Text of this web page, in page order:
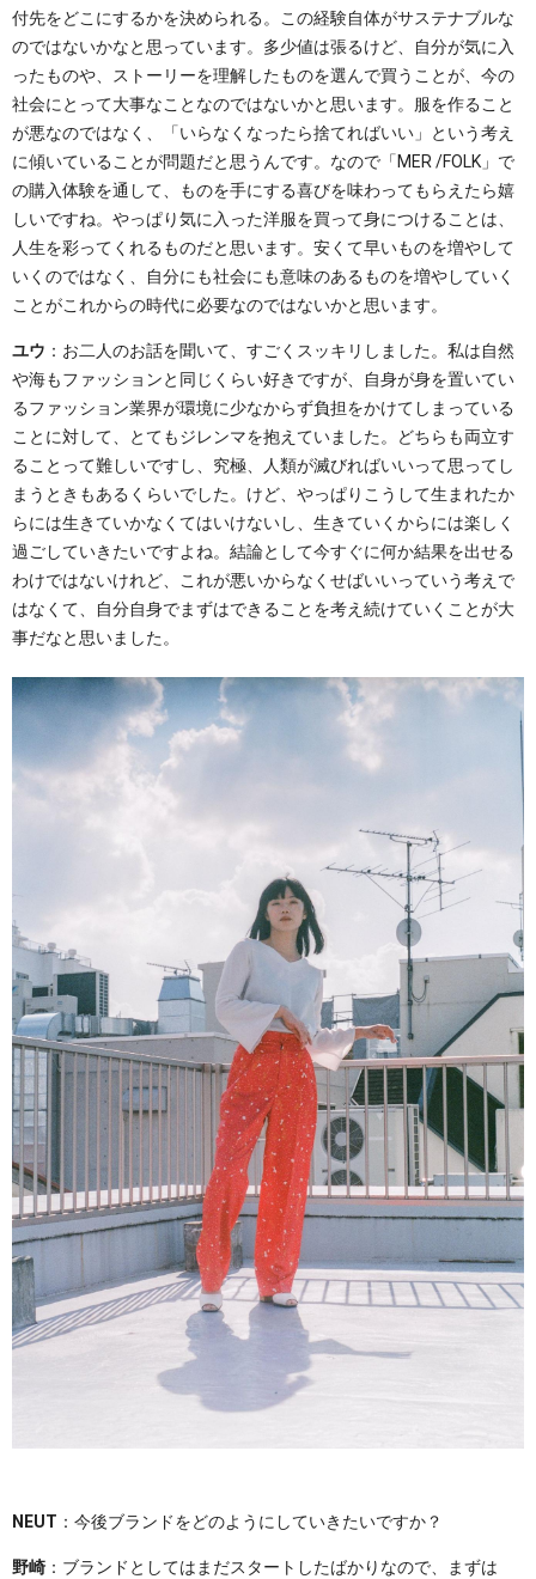
付先をどこにするかを決められる。この経験自体がサステナブルな
のではないかなと思っています。多少値は張るけど、自分が気に入
ったものや、ストーリーを理解したものを選んで買うことが、今の
社会にとって大事なことなのではないかと思います。服を作ること
が悪なのではなく、「いらなくなったら捨てればいい」という考え
に傾いていることが問題だと思うんです。なので「MER /FOLK」で
の購入体験を通して、ものを手にする喜びを味わってもらえたら嬉
しいですね。やっぱり気に入った洋服を買って身につけることは、
人生を彩ってくれるものだと思います。安くて早いものを増やして
いくのではなく、自分にも社会にも意味のあるものを増やしていく
ことがこれからの時代に必要なのではないかと思います。
ユウ ：お二人のお話を聞いて、すごくスッキリしました。私は自然
や海もファッションと同じくらい好きですが、自身が身を置いてい
るファッション業界が環境に少なからず負担をかけてしまっている
ことに対して、とてもジレンマを抱えていました。どちらも両立す
ることって難しいですし、究極、人類が滅びればいいって思ってし
まうときもあるくらいでした。けど、やっぱりこうして生まれたか
らには生きていかなくてはいけないし、生きていくからには楽しく
過ごしていきたいですよね。結論として今すぐに何か結果を出せる
わけではないけれど、これが悪いからなくせばいいっていう考えで
はなくて、自分自身でまずはできることを考え続けていくことが大
事だなと思いました。
NEUT ：今後ブランドをどのようにしていきたいですか？
野崎 ：ブランドとしてはまだスタートしたばかりなので、まずは